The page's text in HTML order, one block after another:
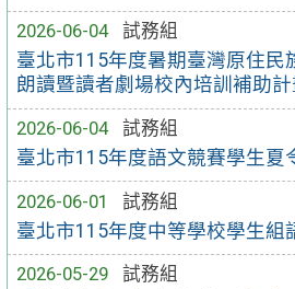
2026-06-04
試務組
臺北市115年度暑期臺灣原住民
朗讀暨讀者劇場校內培訓補助計
2026-06-04
試務組
臺北市115年度語文競賽學生夏
2026-06-01
試務組
臺北市115年度中等學校學生組
2026-05-29
試務組